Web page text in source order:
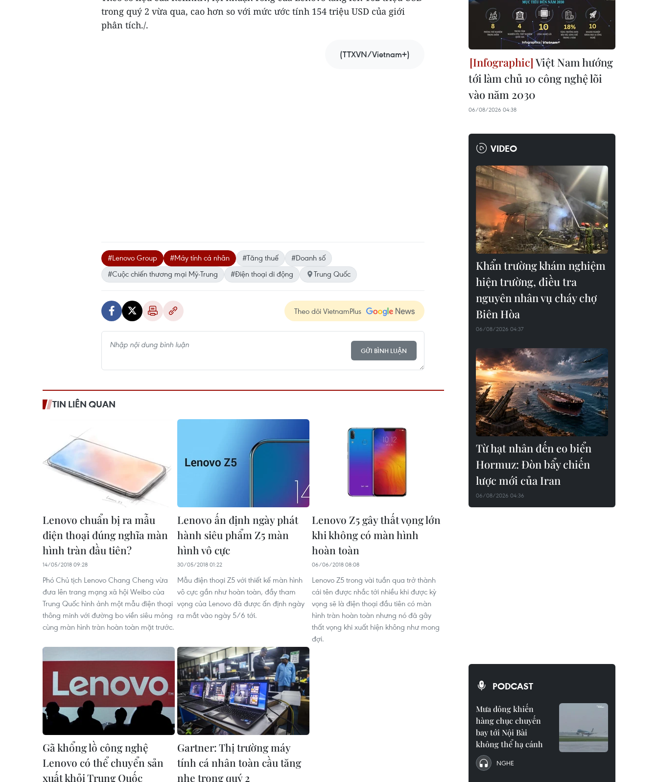
trong quý 2 vừa qua, cao hơn so với mức ước tính 154 triệu USD của giới
phân tích./.
(TTXVN/Vietnam+)
#Lenovo Group #Máy tính cá nhân #Tăng thuế
#Doanh số
#Cuộc chiến thương mại Mỹ-Trung
#Điện thoại di động Trung Quốc
Theo dõi VietnamPlus
GỬI BÌNH LUẬN
TIN LIÊN QUAN
Lenovo chuẩn bị ra mẫu
điện thoại đúng nghĩa màn
hình tràn đầu tiên?
14/05/2018 09:28
Phó Chủ tịch Lenovo Chang Cheng vừa
đưa lên trang mạng xã hội Weibo của
Trung Quốc hình ảnh một mẫu điện thoại
thông minh với đường bo viền siêu mỏng
cùng màn hình tràn hoàn toàn mặt trước.
Lenovo ấn định ngày phát
hành siêu phẩm Z5 màn
hình vô cực
30/05/2018 01:22
Mẫu điện thoại Z5 với thiết kế màn hình
vô cực gần như hoàn toàn, đầy tham
vọng của Lenovo đã được ấn định ngày
ra mắt vào ngày 5/6 tới.
Lenovo Z5 gây thất vọng lớn
khi không có màn hình
hoàn toàn
06/06/2018 08:08
Lenovo Z5 trong vài tuần qua trở thành
cái tên được nhắc tới nhiều khi được kỳ
vọng sẽ là điện thoại đầu tiên có màn
hình tràn hoàn toàn nhưng nó đã gây
thất vọng khi xuất hiện không như mong
đợi.
Gã khổng lồ công nghệ
Lenovo có thể chuyển sản
xuất khỏi Trung Quốc
Gartner: Thị trường máy
tính cá nhân toàn cầu tăng
nhẹ trong quý 2
Việt Nam hướng
tới làm chủ 10 công nghệ lõi
vào năm 2030
06/08/2026 04:38
VIDEO
Khẩn trường khám nghiệm
hiện trường, điều tra
nguyên nhân vụ cháy chợ
Biên Hòa
06/08/2026 04:37
Từ hạt nhân đến eo biển
Hormuz: Đòn bẩy chiến
lược mới của Iran
06/08/2026 04:36
PODCAST
Mưa dông khiến
hàng chục chuyến
bay tới Nội Bài
không thể hạ cánh
NGHE